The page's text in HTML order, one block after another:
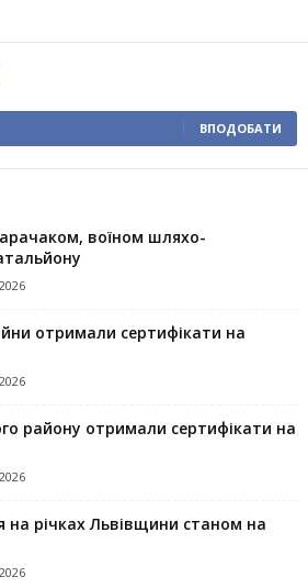
ВПОДОБАТИ
воїном шляхо-
отримали сертифікати на
району отримали сертифікати на
на річках Львівщини станом на